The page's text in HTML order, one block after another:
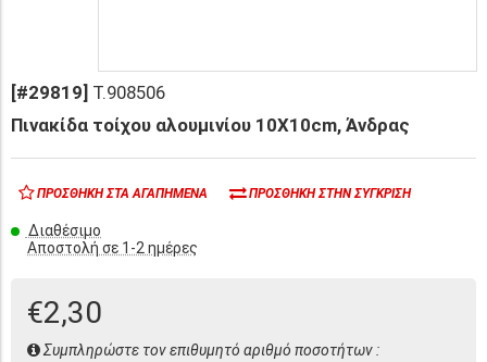
[#29819] T.908506
Πινακίδα τοίχου αλουμινίου 10X10cm, Άνδρας
ΠΡΟΣΘΉΚΗ ΣΤΑ ΑΓΑΠΗΜΈΝΑ ΠΡΟΣΘΉΚΗ ΣΤΗΝ ΣΎΓΚΡΙΣΗ
Διαθέσιμο
Αποστολή σε 1-2 ημέρες
€2,30
Συμπληρώστε τον επιθυμητό αριθμό ποσοτήτων :